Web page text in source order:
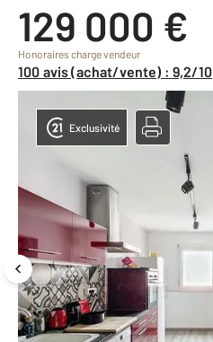
129 000 €
Honoraires charge vendeur
100 avis (achat/vente) : 9,2/10
Exclusivité